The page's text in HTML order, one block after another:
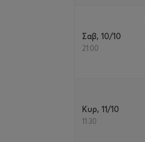
Σαβ, 10/10
21:00
Κυρ, 11/10
11:30